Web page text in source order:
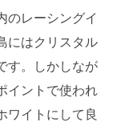
のレーシングイ
にはクリスタル
す。しかしなが
イントで使われ
ワイトにして良